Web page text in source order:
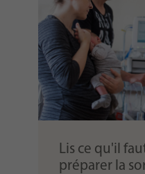
Lis ce qu'il
préparer la